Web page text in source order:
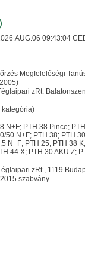
09:43:04
Megfelelőségi
zRt.
kategória)
N+F; PTH 38 Pince;
50 N+F; PTH 38; PTH
N+F; PTH 25; PTH 38
44 X; PTH 30 AKU Z;
zRt., 1119
szabvány